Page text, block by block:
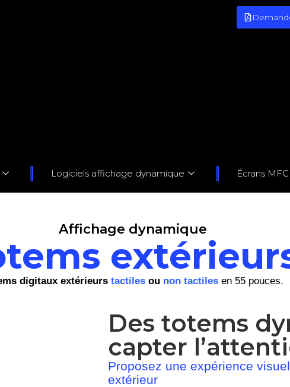
Logiciels affichage dynamique Écrans MFC
Affichage dynamique
digitaux extérieurs tactiles ou non tactiles en 55 pouces.
Des totems
capter
Proposez une expérience
extérieur